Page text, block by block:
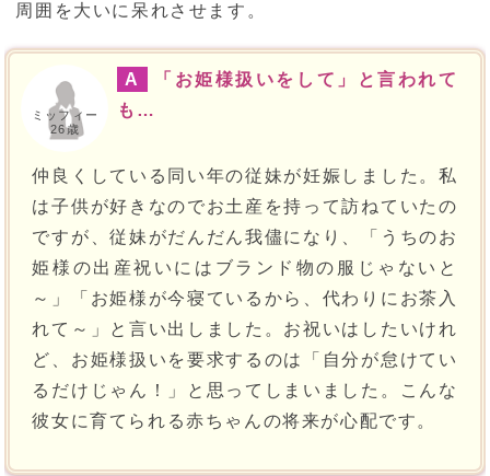
周囲を大いに呆れさせます。
ミッフィー
26歳
A
「お姫様扱いをして」と言われて
も…
仲良くしている同い年の従妹が妊娠しました。私
は子供が好きなのでお土産を持って訪ねていたの
ですが、従妹がだんだん我儘になり、「うちのお
姫様の出産祝いにはブランド物の服じゃないと
～」「お姫様が今寝ているから、代わりにお茶入
れて～」と言い出しました。お祝いはしたいけれ
ど、お姫様扱いを要求するのは「自分が怠けてい
るだけじゃん！」と思ってしまいました。こんな
彼女に育てられる赤ちゃんの将来が心配です。